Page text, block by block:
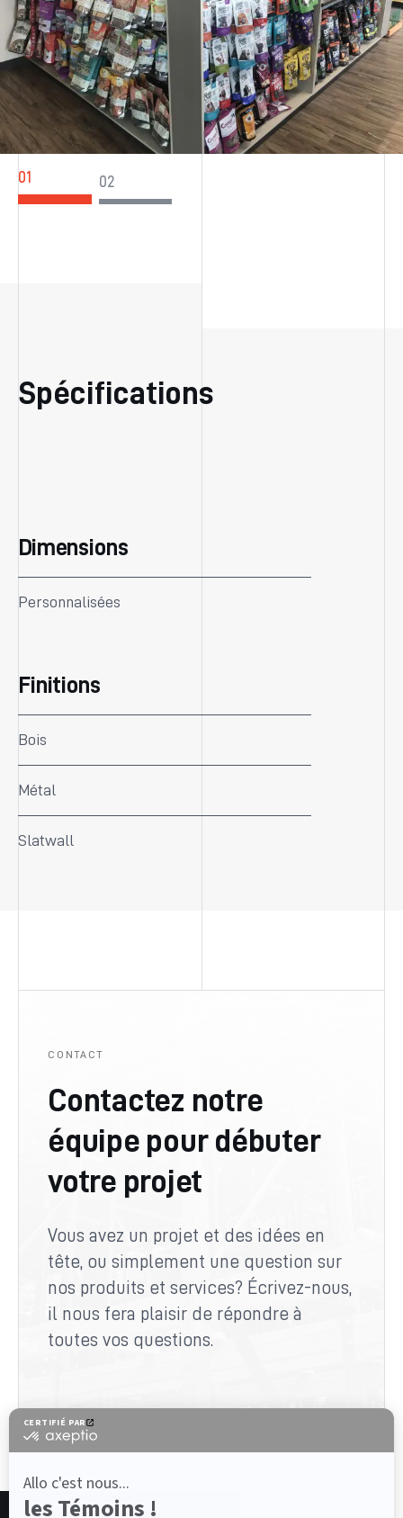
Spécifications
Dimensions
Personnalisées
Finitions
Bois
Métal
Slatwall
CONTACT
Contactez notre
équipe pour débuter
votre projet
Vous avez un projet et des idées en
tête, ou simplement une question sur
nos produits et services? Écrivez-nous,
il nous fera plaisir de répondre à
toutes vos questions.